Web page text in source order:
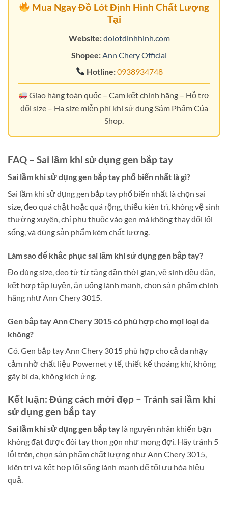
Mua Ngay Đồ Lót Định Hình Chất Lượng
Tại
Website:dolotdinhhinh.com
Shopee: Ann Chery Official
Hotline:0938934748
Giao hàng toàn quốc – Cam kết chính hãng – Hỗ trợ
đổi size – Ha size miễn phí khi sử dụng Sảm Phẩm Của
Shop.
FAQ – Sai lầm khi sử dụng gen bắp tay
Sai lầm khi sử dụng gen bắp tay phổ biến nhất là gì?
Sai lầm khi sử dụng gen bắp tay phổ biến nhất là chọn sai
size, đeo quá chật hoặc quá rộng, thiếu kiên trì, không vệ sinh
thường xuyên, chỉ phụ thuộc vào gen mà không thay đổi lối
sống, và dùng sản phẩm kém chất lượng.
Làm sao để khắc phục sai lầm khi sử dụng gen bắp tay?
Đo đúng size, đeo từ từ tăng dần thời gian, vệ sinh đều đặn,
kết hợp tập luyện, ăn uống lành mạnh, chọn sản phẩm chính
hãng như Ann Chery 3015.
Gen bắp tay Ann Chery 3015 có phù hợp cho mọi loại da
không?
Có. Gen bắp tay Ann Chery 3015 phù hợp cho cả da nhạy
cảm nhờ chất liệu Powernet y tế, thiết kế thoáng khí, không
gây bí da, không kích ứng.
Kết luận: Đúng cách mới đẹp – Tránh sai lầm khi
sử dụng gen bắp tay
Sai lầm khi sử dụng gen bắp tay là nguyên nhân khiến bạn
không đạt được đôi tay thon gọn như mong đợi. Hãy tránh 5
lỗi trên, chọn sản phẩm chất lượng như Ann Chery 3015,
kiên trì và kết hợp lối sống lành mạnh để tối ưu hóa hiệu
quả.